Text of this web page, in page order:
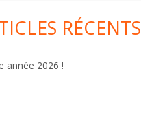
RÉCENTS
année 2026 !